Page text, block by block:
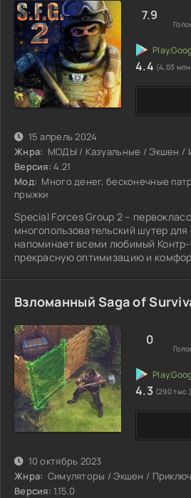
15 апрель 2024
Жнра: МОДЫ / Казуальные / Экшен /
Версия: 4.21
Мод: Много денег, бесконечные
прыжки
Special Forces Group 2 –
многопользовательский шутер
напоминает всеми любимый
прекрасную оптимизацию и
7.9
4.4 (4,03
Взломанный Saga of
10 октябрь 2023
Жнра: Симуляторы / Экшен /
Версия: 1.15.0
0
4.3 (290 тыс.)